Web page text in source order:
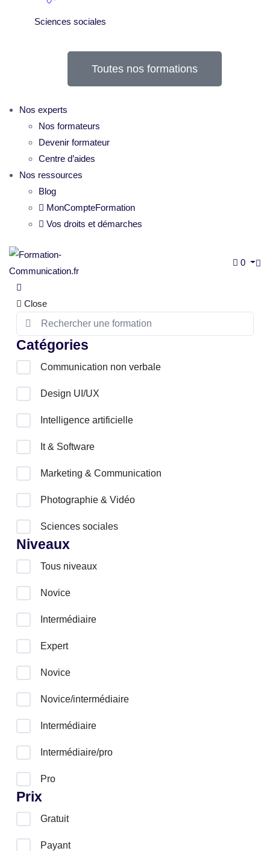
Sciences sociales
Toutes nos formations
Nos experts
Nos formateurs
Devenir formateur
Centre d’aides
Nos ressources
Blog
MonCompteFormation
Vos droits et démarches
0
Close
Catégories
Communication non verbale
Design UI/UX
Intelligence artificielle
It & Software
Marketing & Communication
Photographie & Vidéo
Sciences sociales
Niveaux
Tous niveaux
Novice
Intermédiaire
Expert
Novice
Novice/intermédiaire
Intermédiaire
Intermédiaire/pro
Pro
Prix
Gratuit
Payant